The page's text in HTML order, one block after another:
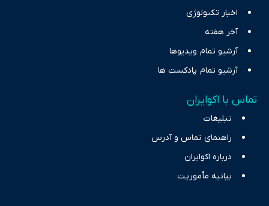
اخبار تکنولوژی
آخر هفته
آرشیو تمام ویدیوها
آرشیو تمام پادکست ها
تماس با اکوایران
تبلیغات
راهنمای تماس و آدرس
درباره اکوایران
بیانیه مأموریت